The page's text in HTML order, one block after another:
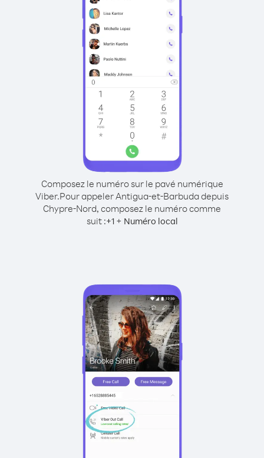
Composez le numéro sur le pavé numérique
Viber.Pour appeler Antigua-et-Barbuda depuis
Chypre-Nord, composez le numéro comme
suit :+1+ Numéro local